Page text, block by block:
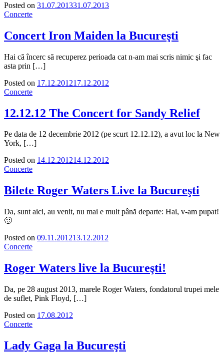
Posted on 31.07.201331.07.2013
Concerte
Concert Iron Maiden la Bucureşti
Hai că încerc să recuperez perioada cat n-am mai scris nimic şi fac
asta prin […]
Posted on 17.12.201217.12.2012
Concerte
12.12.12 The Concert for Sandy Relief
Pe data de 12 decembrie 2012 (pe scurt 12.12.12), a avut loc la New
York, […]
Posted on 14.12.201214.12.2012
Concerte
Bilete Roger Waters Live la Bucureşti
Da, sunt aici, au venit, nu mai e mult până departe: Hai, v-am pupat!
🙂
Posted on 09.11.201213.12.2012
Concerte
Roger Waters live la Bucureşti!
Da, pe 28 august 2013, marele Roger Waters, fondatorul trupei mele
de suflet, Pink Floyd, […]
Posted on 17.08.2012
Concerte
Lady Gaga la Bucureşti